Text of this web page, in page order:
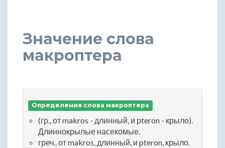
Значение слова
макроптера
Определения слова макроптера
(гр., от makros - длинный, и рteron - крыло).
Длиннокрылые насекомые.
греч., от makros, длинный, и pteron, крыло.